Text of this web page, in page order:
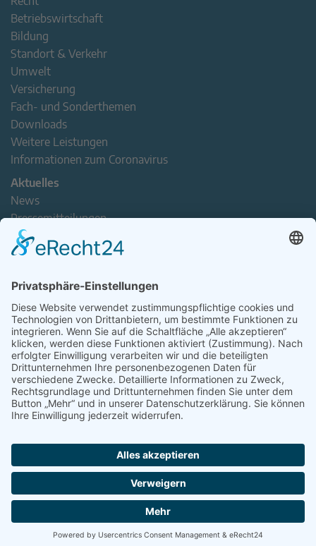
Betriebswirtschaft
Bildung
Standort & Verkehr
Umwelt
Versicherung
Fach- und Sonderthemen
Downloads
Weitere Leistungen
Informationen zum Coronavirus
Aktuelles
News
Pressemitteilungen
Newsletter
Handel(n) im Norden – Mitgliederjournal
Verband erleben
Der Tag des Norddeutschen Handels
Jetzt Mitarbeitende nominieren – Personal Award 2026
handel2go – Podcast mit Kuhlage und Gästen
Veranstaltungen
Intern
Mitgliederbereich
Disclaimer
© Handelsverband Nord -
Design und Umsetzung DIE UFOS GMBH - Werbeagentur © 2026